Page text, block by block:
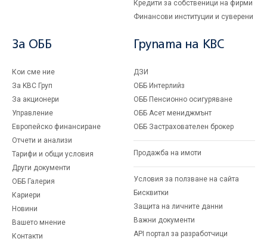
Кредити за собственици на фирми
Финансови институции и суверени
За ОББ
Кои сме ние
За KBC Груп
За акционери
Управление
Европейско финансиране
Отчети и анализи
Тарифи и общи условия
Други документи
ОББ Галерия
Кариери
Новини
Вашето мнение
Контакти
Групата на KBC
ДЗИ
ОББ Интерлийз
ОББ Пенсионно осигуряване
ОББ Асет мениджмънт
ОББ Застрахователен брокер
Продажба на имоти
Условия за ползване на сайта
Бисквитки
Защита на личните данни
Важни документи
API портал за разработчици